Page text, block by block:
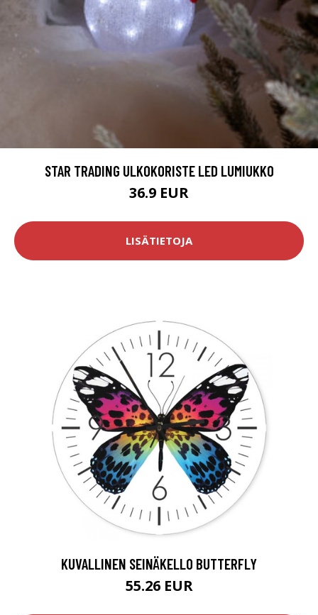
STAR TRADING ULKOKORISTE LED LUMIUKKO
36.9 EUR
LISÄTIETOJA
KUVALLINEN SEINÄKELLO BUTTERFLY
55.26 EUR